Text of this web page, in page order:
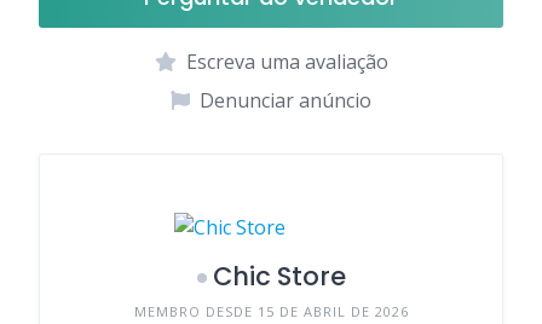
Escreva uma avaliação
Denunciar anúncio
Chic Store
MEMBRO DESDE 15 DE ABRIL DE 2026